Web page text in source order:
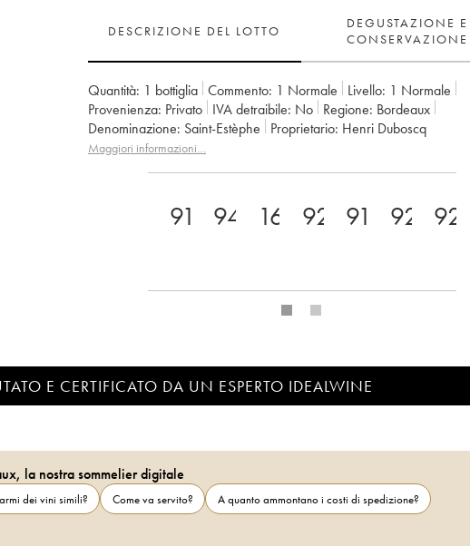
DESCRIZIONE DEL LOTTO
DEGUSTAZIONE E
CONSERVAZIONE
Quantità: 1 bottiglia Commento: 1 Normale Livello: 1 Normale
Provenienza:
privato IVA detraibile: no Regione:
Bordeaux
Denominazione:
Saint-Estèphe Proprietario: Henri Duboscq
Maggiori informazioni…
91 94 16.592 91 92 92
E CERTIFICATO DA UN ESPERTO IDEALWINE
la nostra sommelier digitale
dei vini simili? Come va servito?
A quanto ammontano i costi di spedizione?